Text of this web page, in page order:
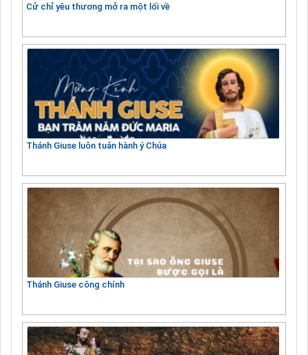
Cử chỉ yêu thương mở ra một lối về
Thánh Giuse luôn tuân hành ý Chúa
Thánh Giuse công chính